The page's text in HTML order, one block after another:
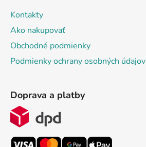
Kontakty
Ako nakupovať
Obchodné podmienky
Podmienky ochrany osobných údajov
Doprava a platby